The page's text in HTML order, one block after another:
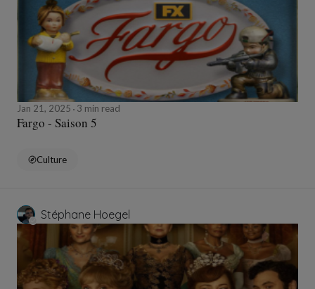
Jan 21, 2025 3 min read
Fargo - Saison 5
Culture
Stéphane Hoegel